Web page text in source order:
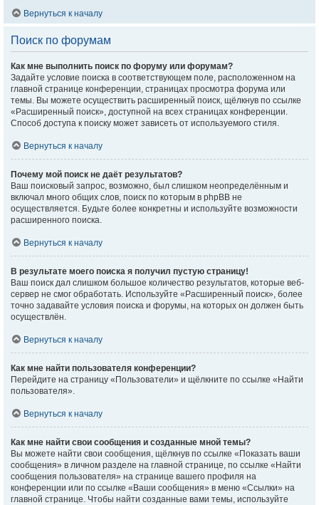
Вернуться к началу
Поиск по форумам
Как мне выполнить поиск по форуму или форумам?
Задайте условие поиска в соответствующем поле, расположенном на
главной странице конференции, страницах просмотра форума или
темы. Вы можете осуществить расширенный поиск, щёлкнув по ссылке
«Расширенный поиск», доступной на всех страницах конференции.
Способ доступа к поиску может зависеть от используемого стиля.
Вернуться к началу
Почему мой поиск не даёт результатов?
Ваш поисковый запрос, возможно, был слишком неопределённым и
включал много общих слов, поиск по которым в phpBB не
осуществляется. Будьте более конкретны и используйте возможности
расширенного поиска.
Вернуться к началу
В результате моего поиска я получил пустую страницу!
Ваш поиск дал слишком большое количество результатов, которые веб-
сервер не смог обработать. Используйте «Расширенный поиск», более
точно задавайте условия поиска и форумы, на которых он должен быть
осуществлён.
Вернуться к началу
Как мне найти пользователя конференции?
Перейдите на страницу «Пользователи» и щёлкните по ссылке «Найти
пользователя».
Вернуться к началу
Как мне найти свои сообщения и созданные мной темы?
Вы можете найти свои сообщения, щёлкнув по ссылке «Показать ваши
сообщения» в личном разделе на главной странице, по ссылке «Найти
сообщения пользователя» на странице вашего профиля на
конференции или по ссылке «Ваши сообщения» в меню «Ссылки» на
главной странице. Чтобы найти созданные вами темы, используйте